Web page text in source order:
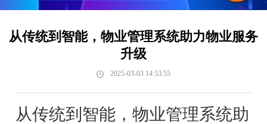
从传统到智能，物业管理系统助力物业服务
升级
2025-03-03 14:53:55
从传统到智能，物业管理系统助